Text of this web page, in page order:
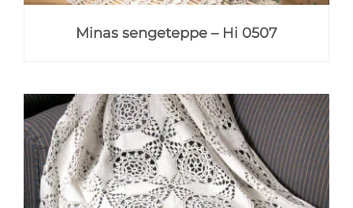
Minas sengeteppe – Hi 0507